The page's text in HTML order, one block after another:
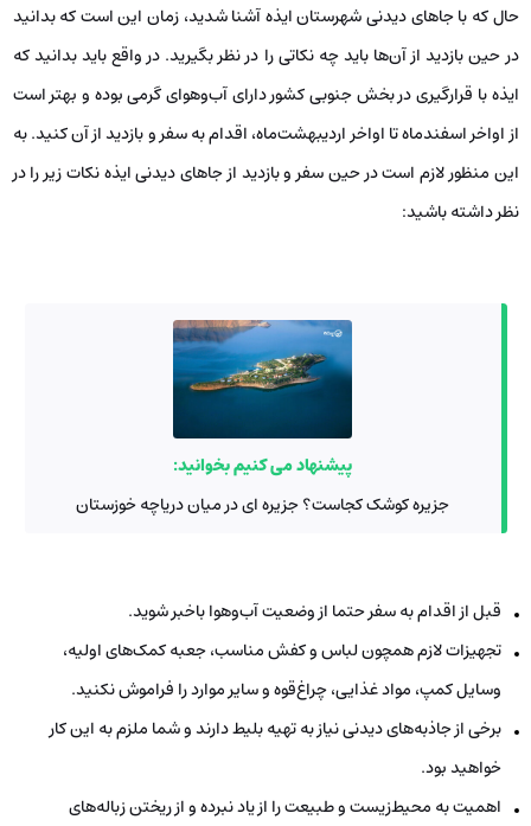
حال که با جاهای دیدنی شهرستان ایذه آشنا شدید، زمان این است که بدانید
در حین بازدید از آن‌ها باید چه نکاتی را در نظر بگیرید. در واقع باید بدانید که
ایذه با قرارگیری در بخش جنوبی کشور دارای آب‌وهوای گرمی بوده و بهتر است
از اواخر اسفندماه تا اواخر اردیبهشت‌ماه، اقدام به سفر و بازدید از آن کنید. به
این منظور لازم است در حین سفر و بازدید از جاهای دیدنی ایذه نکات زیر را در
نظر داشته باشید:
پیشنهاد می کنیم بخوانید:
جزیره کوشک کجاست؟ جزیره ای در میان دریاچه خوزستان
قبل از اقدام به سفر حتما از وضعیت آب‌و‌هوا باخبر شوید.
تجهیزات لازم همچون لباس و کفش مناسب، جعبه کمک‌های اولیه،
وسایل کمپ، مواد غذایی، چراغ‌قوه و سایر موارد را فراموش نکنید.
برخی از جاذبه‌های دیدنی نیاز به تهیه بلیط دارند و شما ملزم به این کار
خواهید بود.
اهمیت به محیط‌زیست و طبیعت را از یاد نبرده و از ریختن زباله‌های